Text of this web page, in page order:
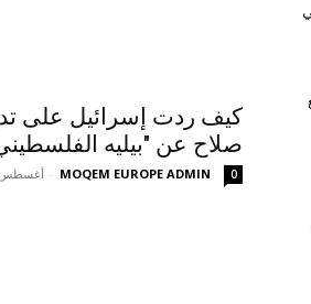
كيف ردت إسرائيل على
صلاح عن "بيليه
MOQEM EUROPE ADMIN
- أغسطس 11, 0